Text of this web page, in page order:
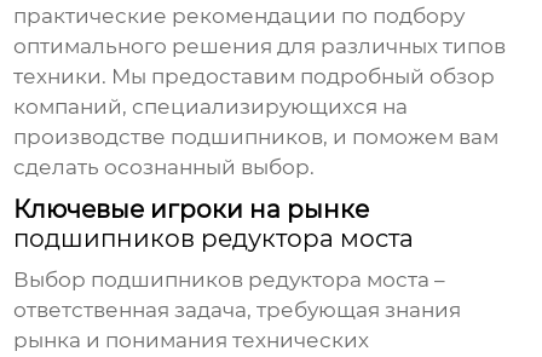
практические рекомендации по подбору
оптимального решения для различных типов
техники. Мы предоставим подробный обзор
компаний, специализирующихся на
производстве подшипников, и поможем вам
сделать осознанный выбор.
Ключевые игроки на рынке
подшипников редуктора моста
Выбор подшипников редуктора моста –
ответственная задача, требующая знания
рынка и понимания технических